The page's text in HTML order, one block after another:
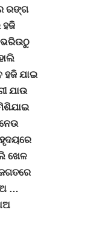
ରଙ୍ଗ
ହଜି
ଭରିଉଠୁ
ହଜି ଯାଇ
ଯାଉ
ଖେଳ
…